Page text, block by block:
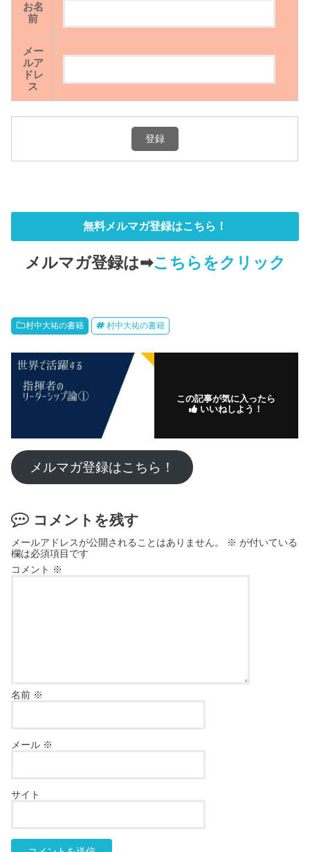
お名
前
メー
ルア
ドレ
ス
無料メルマガ登録はこちら！
メルマガ登録は➡こちらをクリック
村中大祐の書籍 村中大祐の書籍
この記事が気に入ったら
いいねしよう！
メルマガ登録はこちら！
コメントを残す
メールアドレスが公開されることはありません。 ※ が付いている
欄は必須項目です
コメント ※
名前 ※
メール ※
サイト